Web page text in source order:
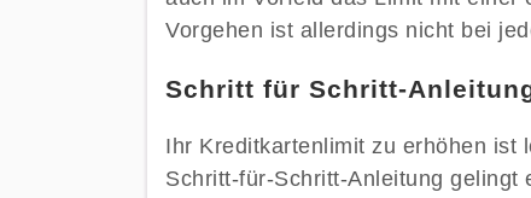
Vorgehen ist allerdings nicht bei
Schritt für Schritt-
Ihr Kreditkartenlimit zu erhöhen ist
Schritt-für-Schritt-Anleitung gelingt